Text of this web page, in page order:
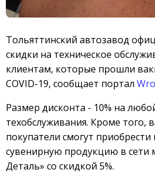
Тольяттинский автозавод
скидки на техническое
клиентам, которые прошли
COVID-19, сообщает портал
Размер дисконта - 10% на
техобслуживания. Кроме того,
покупатели смогут
сувенирную продукцию в сети
Деталь» со скидкой 5%.